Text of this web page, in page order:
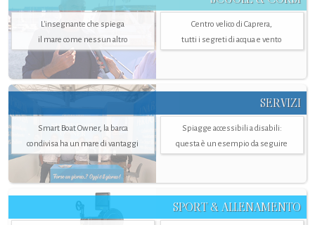
L'insegnante che spiega
il mare come nessun altro
Centro velico di Caprera,
tutti i segreti di acqua e vento
SERVIZI
Smart Boat Owner, la barca
condivisa ha un mare di vantaggi
Spiagge accessibili a disabili:
questa è un esempio da seguire
SPORT & ALLENAMENTO